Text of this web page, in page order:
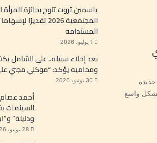
واسع
ياسمين ثروت تتوج بجائزة المرأة
المجتمعية 2026
المستدامة
1 يوليو، 2026
بعد إخلاء سبيله.. علي الشامل
ومحاميه يؤكد: “موكلي مجني
30 يونيو، 2026
أحمد
السينمات
ودليلة”
28 يونيو، 2026